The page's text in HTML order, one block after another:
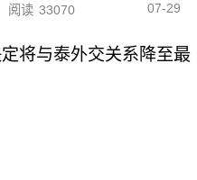
阅读 33070 07-29
将与泰外交关系降至最